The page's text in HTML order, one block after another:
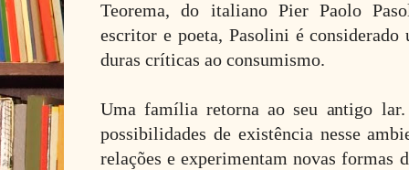
Teorema, do italiano Pier Paolo
escritor e poeta, Pasolini é
duras críticas ao consumismo.
Uma família retorna ao seu antigo
possibilidades de existência nesse
relações e experimentam novas formas